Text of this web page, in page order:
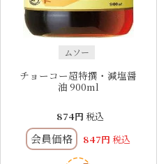
ムソー
チョーコー超特撰・減塩醤
油 900ml
874 税込
会員価格 847 税込